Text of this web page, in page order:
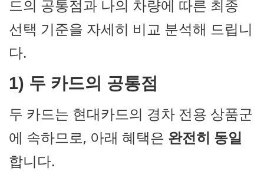
드의 공통점과 나의 차량에 따른 최종
선택 기준을 자세히 비교 분석해 드립니
다.
1) 두 카드의 공통점
두 카드는 현대카드의 경차 전용 상품군
에 속하므로, 아래 혜택은 완전히 동일
합니다.